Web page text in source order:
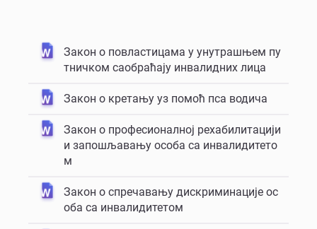
Закон о повластицама у унутрашњем пу
тничком саобраћају инвалидних лица
Закон о кретању уз помоћ пса водича
Закон о професионалној рехабилитацији
и запошљавању особа са инвалидитето
м
Закон о спречавању дискриминације ос
оба са инвалидитетом